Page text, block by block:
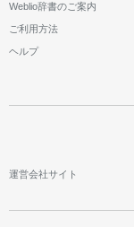
Weblio辞書のご案内
ご利用方法
ヘルプ
運営会社サイト